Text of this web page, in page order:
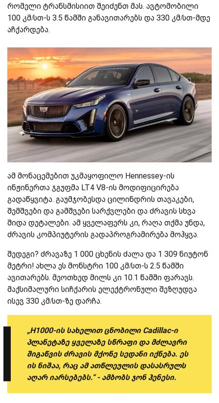
რომელი ტრანსმისიით შეიძენთ მას. ავტომობილი
100 კმ/სთ-ს 3.5 წამში განავითარებს და 330 კმ/სთ-მდე
აჩქარდება.
ამ მონაცემებით უკმაყოფილო Hennessey-ის
ინჟინერთა ჯგუფმა LT4 V8-ის მოდიფიცირება
გადაწყვიტა. გაუმჯობესდა ცილინდრის თავაკები,
შემშვები და გამშვები სარქვლები და ძრავის სხვა
შიდა დეტალები. ამ ყველაფერს კი, რაღა თქმა უნდა,
ძრავის კომპიუტერის გადაპროგრამირება მოჰყვა.
შედეგი? ძრავაზე 1 000 ცხენის ძალა და 1 309 ნიუტონ
მეტრი! ახლა ეს მონსტრი 100 კმ/სთ-ს 2.5 წამში
ავითარებს. მეოთხედ მილს კი 10.1 წამში ფარავს.
მაქსიმალური სიჩქარის ელექტრონული შეზღუდვა
ისევ 330 კმ/სთ-ზე დარჩა.
„H1000-ის სახელით ცნობილი Cadillac-ი
პლანეტაზე ყველაზე სწრაფი და მძლავრი
შიგაწვის ძრავის მქონე სედანი იქნება. ეს
ის ნიშაა, რაც ამ ათწლეულის დასასრულს
აღარ იარსებებს.“ - ამბობს ჯონ ჰენესი.